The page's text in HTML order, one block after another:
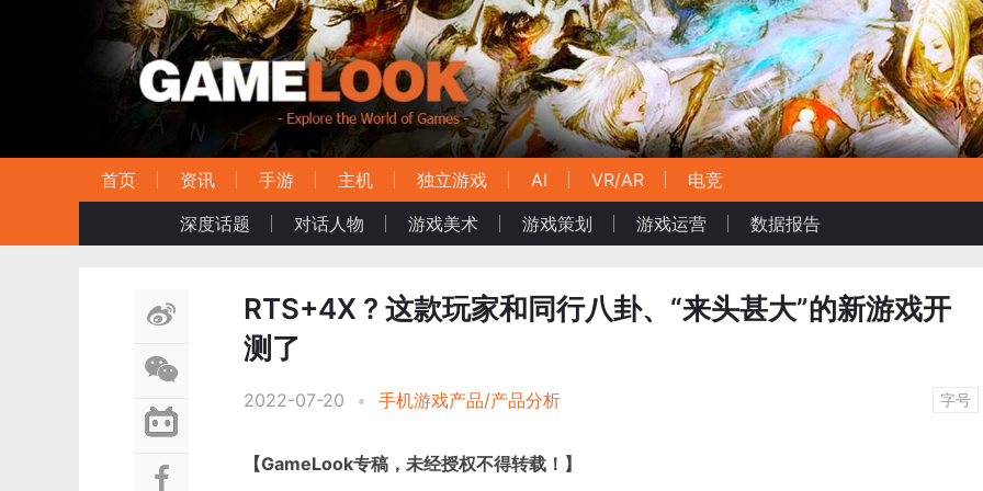
首页 资讯 手游 主机 独立游戏 AI VR/AR
电竞
深度话题
对话人物 游戏美术 游戏策划 游戏运营 数据报告
RTS+4X ? 这款玩家和同行八卦、“来头甚大”的新游戏开
测了
2022-07-20 • 手机游戏产品/产品分析 字号
【GameLook专稿，未经授权不得转载！ 】